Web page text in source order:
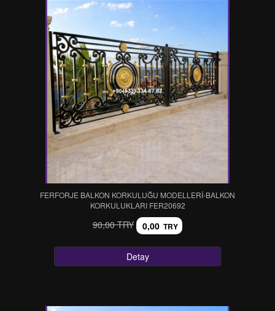
FERFORJE BALKON KORKULUĞU MODELLERİ-BALKON
KORKULUKLARI FER20692
90,00 TRY 0,00 TRY
Detay